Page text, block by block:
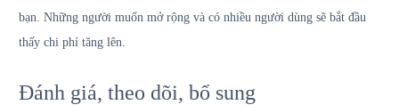
bạn. Những người muốn mở rộng và có nhiều người dùng sẽ bắt đầu
thấy chi phí tăng lên.
Đánh giá, theo dõi, bổ sung